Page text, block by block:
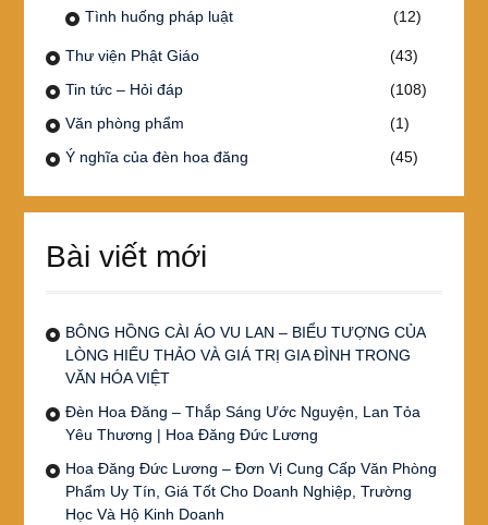
Tình huống pháp luật
(12)
Thư viện Phật Giáo
(43)
Tin tức – Hỏi đáp
(108)
Văn phòng phẩm
(1)
Ý nghĩa của đèn hoa đăng
(45)
Bài viết mới
BÔNG HỒNG CÀI ÁO VU LAN – BIỂU TƯỢNG CỦA
LÒNG HIẾU THẢO VÀ GIÁ TRỊ GIA ĐÌNH TRONG
VĂN HÓA VIỆT
Đèn Hoa Đăng – Thắp Sáng Ước Nguyện, Lan Tỏa
Yêu Thương | Hoa Đăng Đức Lương
Hoa Đăng Đức Lương – Đơn Vị Cung Cấp Văn Phòng
Phẩm Uy Tín, Giá Tốt Cho Doanh Nghiệp, Trường
Học Và Hộ Kinh Doanh